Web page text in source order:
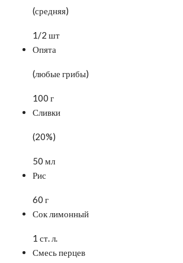
(средняя)
1/2 шт
Опята
(любые грибы)
100 г
Сливки
(20%)
50 мл
Рис
60 г
Сок лимонный
1 ст. л.
Смесь перцев